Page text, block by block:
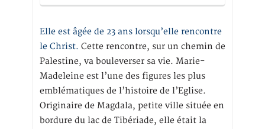
Elle est âgée de 23 ans lorsqu’elle rencontre
le Christ. Cette rencontre, sur un chemin de
Palestine, va bouleverser sa vie. Marie-
Madeleine est l’une des figures les plus
emblématiques de l’histoire de l’Eglise.
Originaire de Magdala, petite ville située en
bordure du lac de Tibériade, elle était la